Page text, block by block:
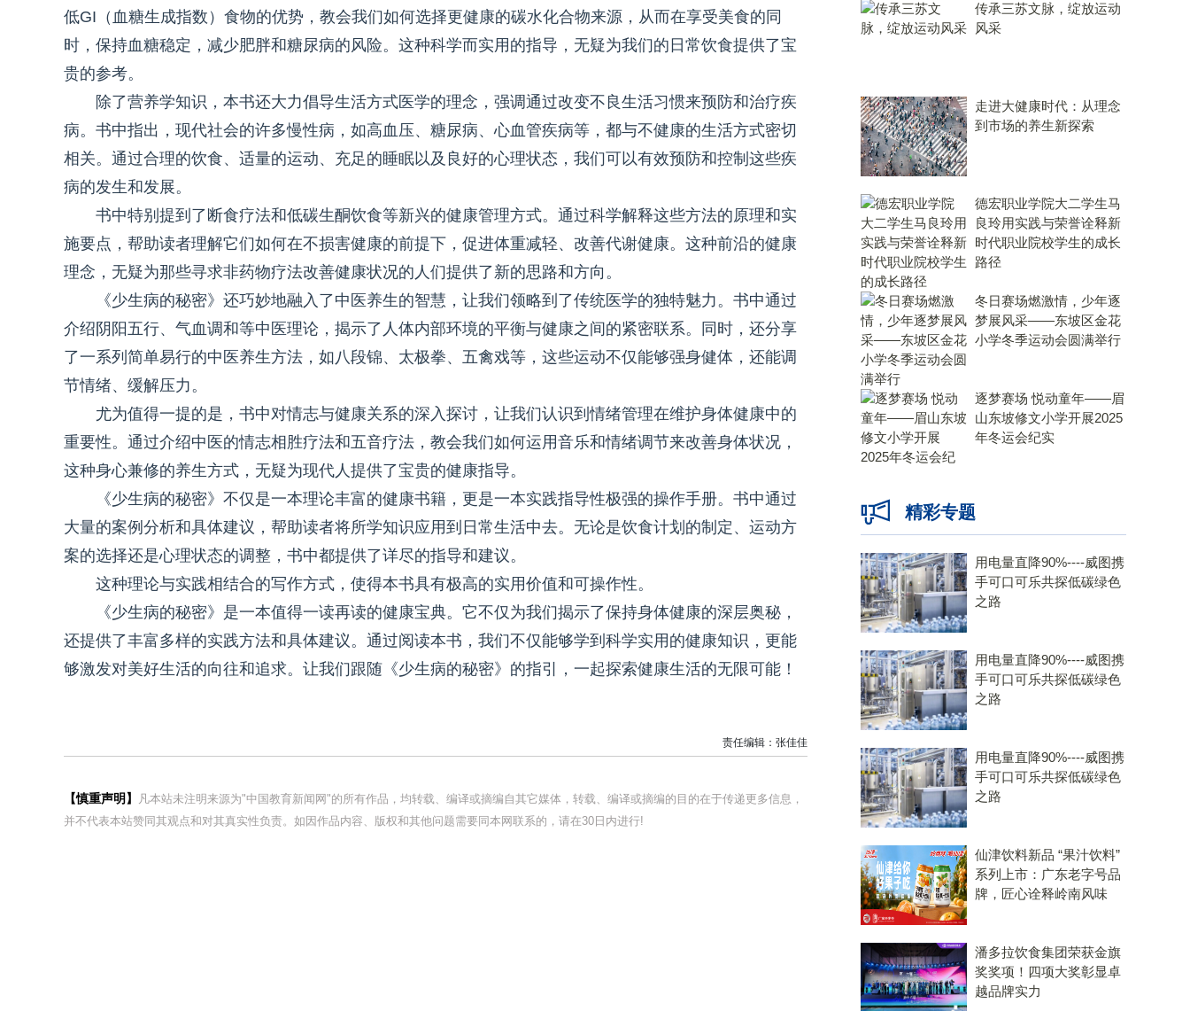
低GI（血糖生成指数）食物的优势，教会我们如何选择更健康的碳水化合物来源，从而在享受美食的同
时，保持血糖稳定，减少肥胖和糖尿病的风险。这种科学而实用的指导，无疑为我们的日常饮食提供了宝
贵的参考。
除了营养学知识，本书还大力倡导生活方式医学的理念，强调通过改变不良生活习惯来预防和治疗疾
病。书中指出，现代社会的许多慢性病，如高血压、糖尿病、心血管疾病等，都与不健康的生活方式密切
相关。通过合理的饮食、适量的运动、充足的睡眠以及良好的心理状态，我们可以有效预防和控制这些疾
病的发生和发展。
书中特别提到了断食疗法和低碳生酮饮食等新兴的健康管理方式。通过科学解释这些方法的原理和实
施要点，帮助读者理解它们如何在不损害健康的前提下，促进体重减轻、改善代谢健康。这种前沿的健康
理念，无疑为那些寻求非药物疗法改善健康状况的人们提供了新的思路和方向。
《少生病的秘密》还巧妙地融入了中医养生的智慧，让我们领略到了传统医学的独特魅力。书中通过
介绍阴阳五行、气血调和等中医理论，揭示了人体内部环境的平衡与健康之间的紧密联系。同时，还分享
了一系列简单易行的中医养生方法，如八段锦、太极拳、五禽戏等，这些运动不仅能够强身健体，还能调
节情绪、缓解压力。
尤为值得一提的是，书中对情志与健康关系的深入探讨，让我们认识到情绪管理在维护身体健康中的
重要性。通过介绍中医的情志相胜疗法和五音疗法，教会我们如何运用音乐和情绪调节来改善身体状况，
这种身心兼修的养生方式，无疑为现代人提供了宝贵的健康指导。
《少生病的秘密》不仅是一本理论丰富的健康书籍，更是一本实践指导性极强的操作手册。书中通过
大量的案例分析和具体建议，帮助读者将所学知识应用到日常生活中去。无论是饮食计划的制定、运动方
案的选择还是心理状态的调整，书中都提供了详尽的指导和建议。
这种理论与实践相结合的写作方式，使得本书具有极高的实用价值和可操作性。
《少生病的秘密》是一本值得一读再读的健康宝典。它不仅为我们揭示了保持身体健康的深层奥秘，
还提供了丰富多样的实践方法和具体建议。通过阅读本书，我们不仅能够学到科学实用的健康知识，更能
够激发对美好生活的向往和追求。让我们跟随《少生病的秘密》的指引，一起探索健康生活的无限可能！
责任编辑：张佳佳
【慎重声明】
凡本站未注明来源为"中国教育新闻网"的所有作品，均转载、编译或摘编自其它媒体，转载、编译或摘编的目的在于传递更多信息，
并不代表本站赞同其观点和对其真实性负责。如因作品内容、版权和其他问题需要同本网联系的，请在30日内进行!
传承三苏文脉，绽放运动
风采
走进大健康时代：从理念
到市场的养生新探索
德宏职业学院大二学生马
良玲用实践与荣誉诠释新
时代职业院校学生的成长
路径
冬日赛场燃激情，少年逐
梦展风采——东坡区金花
小学冬季运动会圆满举行
逐梦赛场 悦动童年——眉
山东坡修文小学开展2025
年冬运会纪实
精彩专题
用电量直降90%----威图携
手可口可乐共探低碳绿色
之路
用电量直降90%----威图携
手可口可乐共探低碳绿色
之路
用电量直降90%----威图携
手可口可乐共探低碳绿色
之路
仙津饮料新品 “果汁饮料”
系列上市：广东老字号品
牌，匠心诠释岭南风味
潘多拉饮食集团荣获金旗
奖奖项！四项大奖彰显卓
越品牌实力